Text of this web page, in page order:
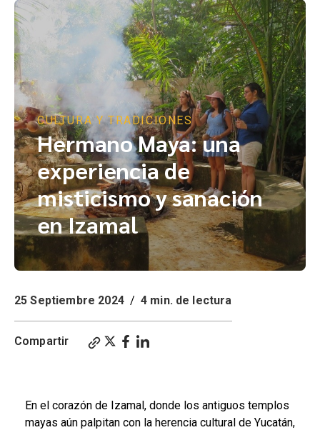
CULTURA Y TRADICIONES
Hermano Maya: una
experiencia de
misticismo y sanación
en Izamal
25 Septiembre 2024 / 4 min. de lectura
Compartir
En el corazón de Izamal, donde los antiguos templos
mayas aún palpitan con la herencia cultural de Yucatán,